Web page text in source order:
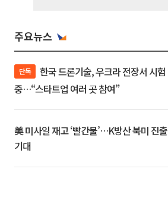
주요뉴스
단독
중…“스타트업 여러 곳 참여”
美 미사일 재고 ‘빨간불’…K방산 북미 진출
기대